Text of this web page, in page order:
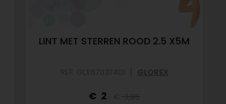
LINT MET STERREN ROOD 2.5 X5M
REF: GLX67037401 | GLOREX
2
3,95